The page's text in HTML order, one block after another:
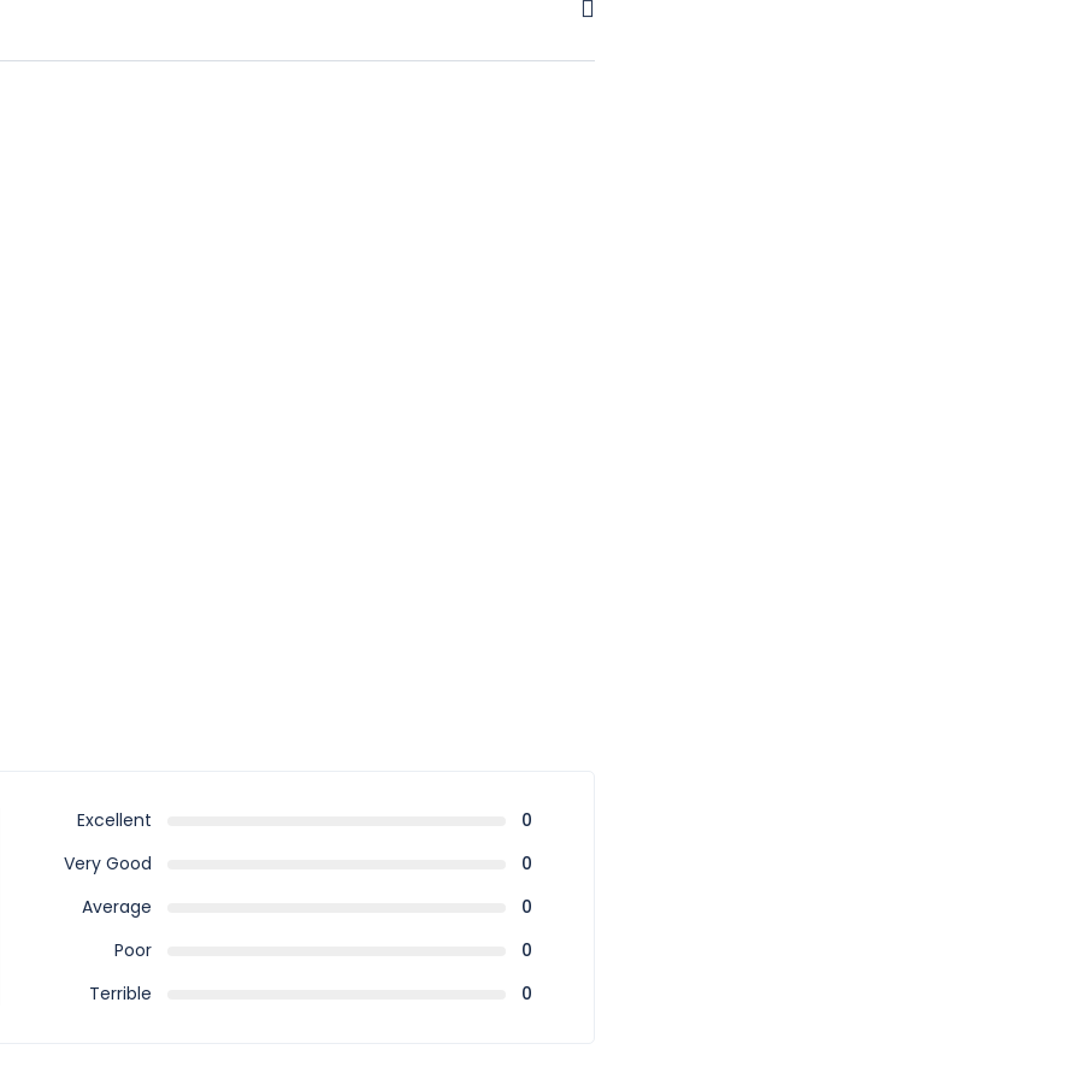
Excellent
0
Very Good
0
Average
0
Poor
0
Terrible
0